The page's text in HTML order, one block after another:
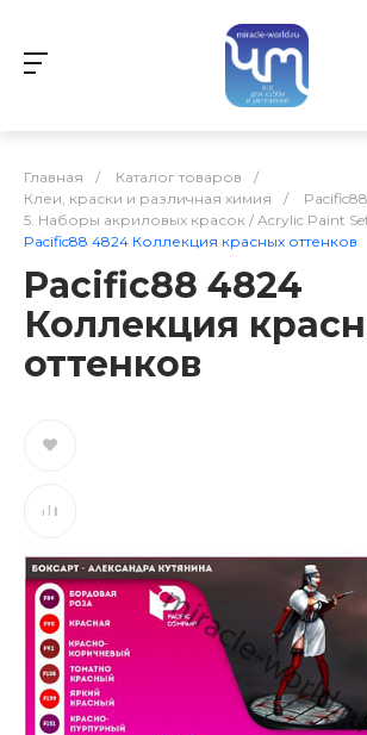
Главная / Каталог товаров
/
Клеи, краски и различная химия
/
5. Наборы акриловых красок / Acrylic Paint
Pacific88 4824 Коллекция красных оттенков
Pacific88 4824
Коллекция
оттенков